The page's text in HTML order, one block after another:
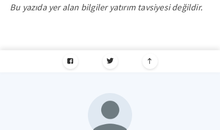
Bu yazıda yer alan bilgiler yatırım tavsiyesi değildir.